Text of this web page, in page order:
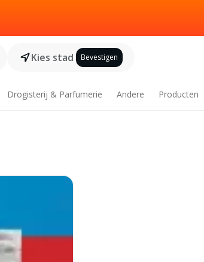
Kies stad Bevestigen
Drogisterij & Parfumerie Andere Producten